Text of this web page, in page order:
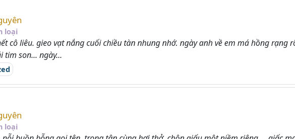
loại
cô liêu. gieo vạt nắng cuối chiều tàn nhung nhớ. ngày anh về em má hồng rạng
tim son... ngày...
loại